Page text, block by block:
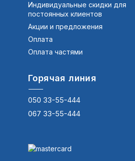
Индивидуальные скидки для
постоянных клиентов
Акции и предложения
Оплата
Оплата частями
Горячая линия
050 33-55-444
067 33-55-444